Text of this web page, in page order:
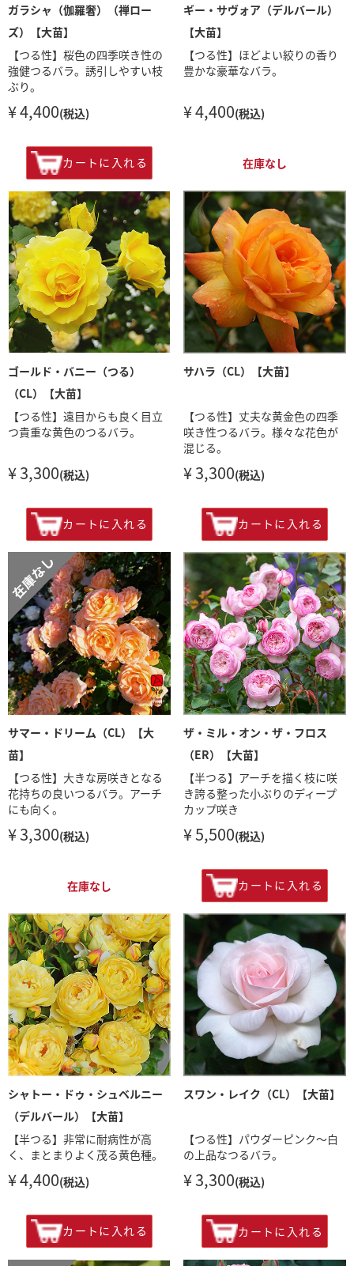
ガラシャ（伽羅奢）（禅ロー
ズ）【大苗】
【つる性】桜色の四季咲き性の
強健つるバラ。誘引しやすい枝
ぶり。
¥ 4,400(税込)
カートに入れる
ギー・サヴォア（デルバール）
【大苗】
【つる性】ほどよい絞りの香り
豊かな豪華なバラ。
¥ 4,400(税込)
在庫なし
ゴールド・バニー（つる）
（CL）【大苗】
【つる性】遠目からも良く目立
つ貴重な黄色のつるバラ。
¥ 3,300(税込)
カートに入れる
サハラ（CL）【大苗】
【つる性】丈夫な黄金色の四季
咲き性つるバラ。様々な花色が
混じる。
¥ 3,300(税込)
カートに入れる
サマー・ドリーム（CL）【大
苗】
【つる性】大きな房咲きとなる
花持ちの良いつるバラ。アーチ
にも向く。
¥ 3,300(税込)
在庫なし
ザ・ミル・オン・ザ・フロス
（ER）【大苗】
【半つる】アーチを描く枝に咲
き誇る整った小ぶりのディープ
カップ咲き
¥ 5,500(税込)
カートに入れる
シャトー・ドゥ・シュベルニー
（デルバール）【大苗】
【半つる】非常に耐病性が高
く、まとまりよく茂る黄色種。
¥ 4,400(税込)
カートに入れる
スワン・レイク（CL）【大苗】
【つる性】パウダーピンク〜白
の上品なつるバラ。
¥ 3,300(税込)
カートに入れる